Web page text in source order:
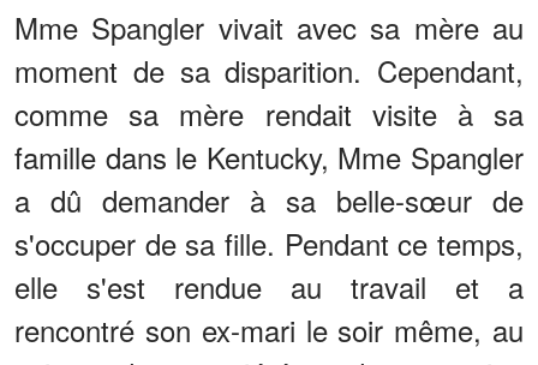
Mme Spangler vivait avec sa mère au
moment de sa disparition. Cependant,
comme sa mère rendait visite à sa
famille dans le Kentucky, Mme Spangler
a dû demander à sa belle-sœur de
s'occuper de sa fille. Pendant ce temps,
elle s'est rendue au travail et a
rencontré son ex-mari le soir même, au